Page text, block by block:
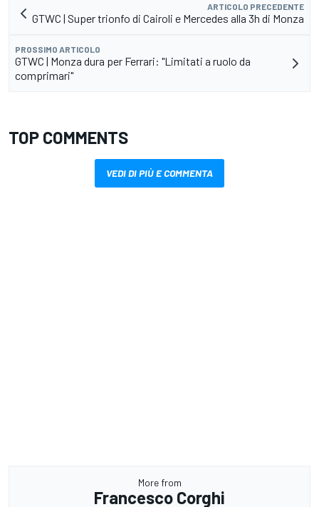
ARTICOLO PRECEDENTE
GTWC | Super trionfo di Cairoli e Mercedes alla 3h di Monza
PROSSIMO ARTICOLO
GTWC | Monza dura per Ferrari: "Limitati a ruolo da
comprimari"
TOP COMMENTS
VEDI DI PIÙ E COMMENTA
More from
Francesco Corghi